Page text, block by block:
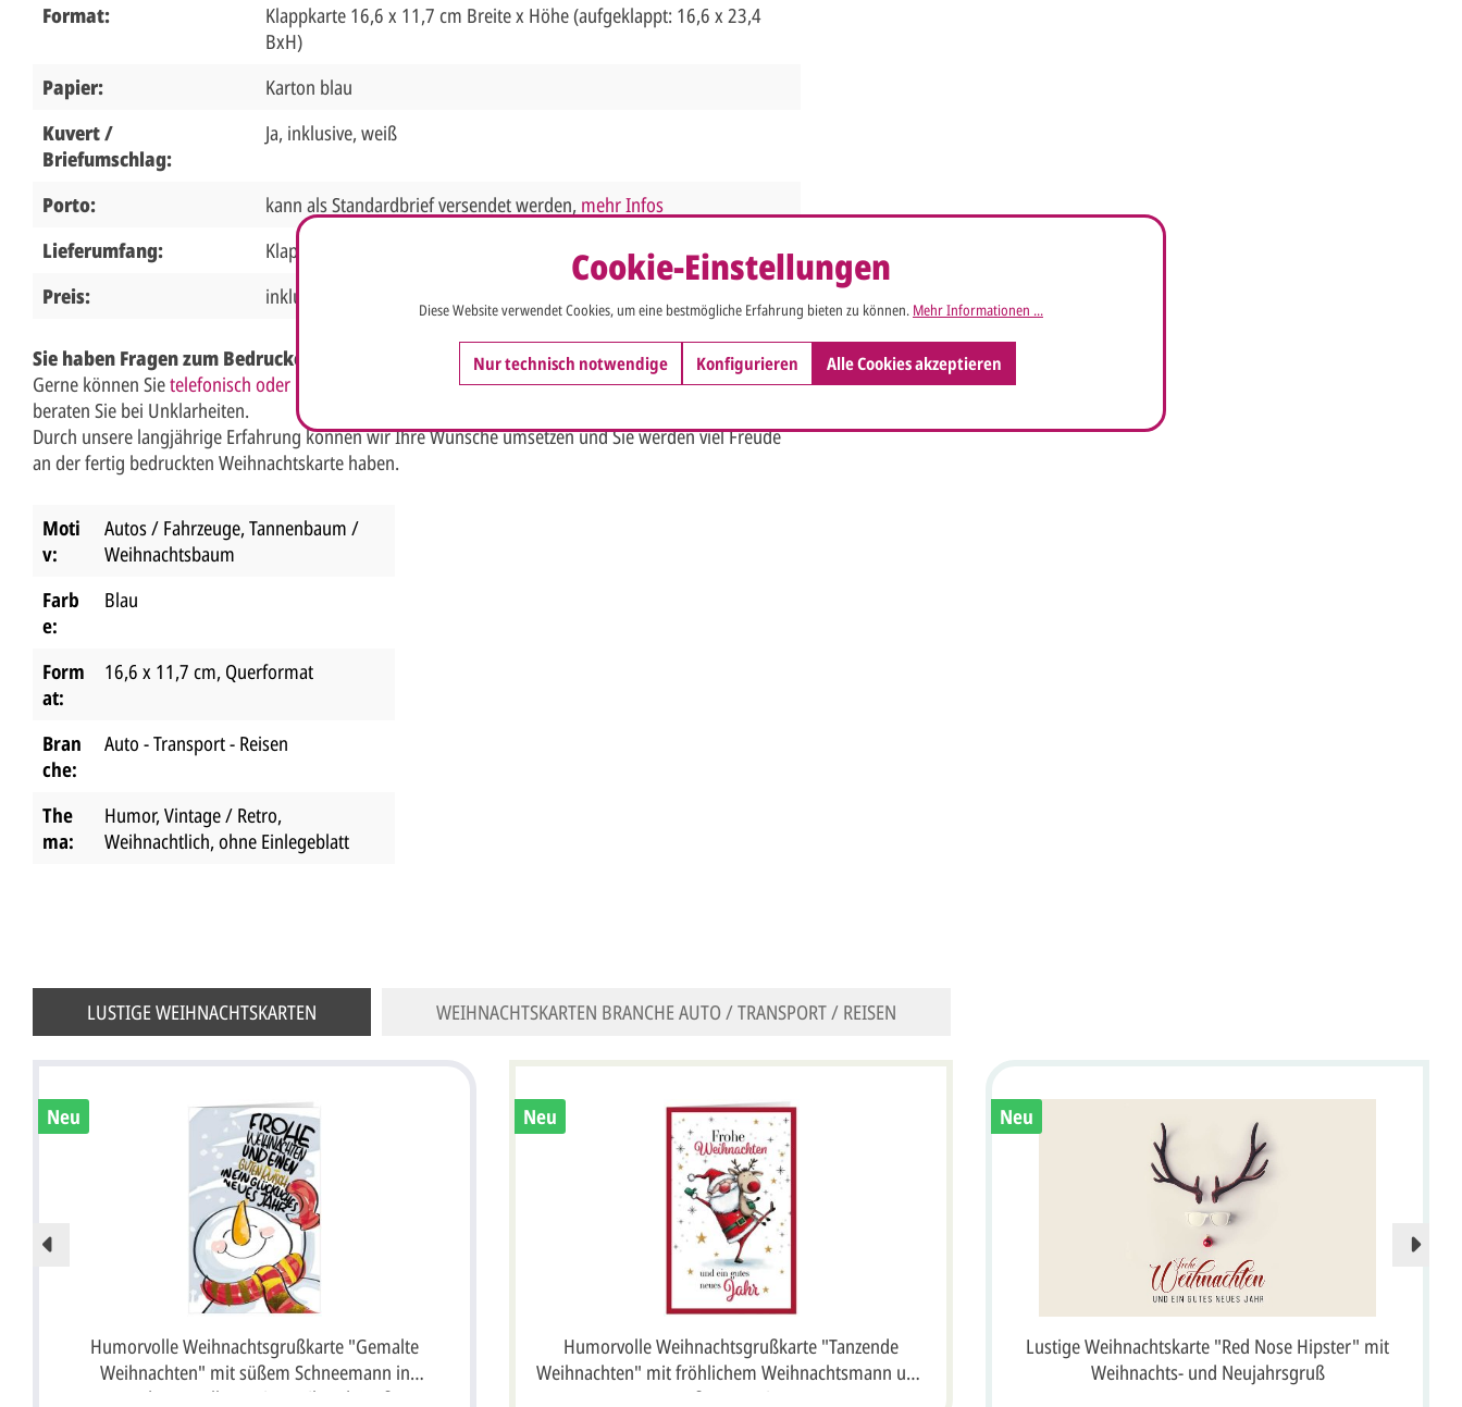
Format:
Klappkarte 16,6 x 11,7 cm Breite x Höhe (aufgeklappt: 16,6 x 23,4
BxH)
Papier:
Karton blau
Kuvert /
Briefumschlag:
Ja, inklusive, weiß
Porto: kann als Standardbrief versendet werden, mehr Infos
Lieferumfang:
Klappkarte, Briefumschlag
Preis:
inklusive MwSt.
Sie haben Fragen zum Bedrucken der Karte?
Gerne können Sietelefonisch oder per e-Mail Kontakt
zu uns aufnehmen. Wir helfen Ihnen weiter und
beraten Sie bei Unklarheiten.
Durch unsere langjährige Erfahrung können wir Ihre Wünsche umsetzen und Sie werden viel Freude
an der fertig bedruckten Weihnachtskarte haben.
Moti
v:
Autos / Fahrzeuge, Tannenbaum /
Weihnachtsbaum
Farb
e:
Blau
Form
at:
16,6 x 11,7 cm, Querformat
Bran
che:
Auto - Transport - Reisen
The
ma:
Humor, Vintage / Retro,
Weihnachtlich, ohne Einlegeblatt
LUSTIGE WEIHNACHTSKARTEN WEIHNACHTSKARTEN BRANCHE AUTO / TRANSPORT / REISEN
Neu
Humorvolle Weihnachtsgrußkarte "Gemalte
Weihnachten" mit süßem Schneemann in
modernem Illustrationsstil und Gruß
Neu
Humorvolle Weihnachtsgrußkarte "Tanzende
Weihnachten" mit fröhlichem Weihnachtsmann und
süßem Rentier
Neu
Lustige Weihnachtskarte "Red Nose Hipster" mit
Weihnachts- und Neujahrsgruß
Cookie-Einstellungen
Diese Website verwendet Cookies, um eine bestmögliche Erfahrung bieten zu können. Mehr Informationen ...
Nur technisch notwendige Konfigurieren Alle Cookies akzeptieren